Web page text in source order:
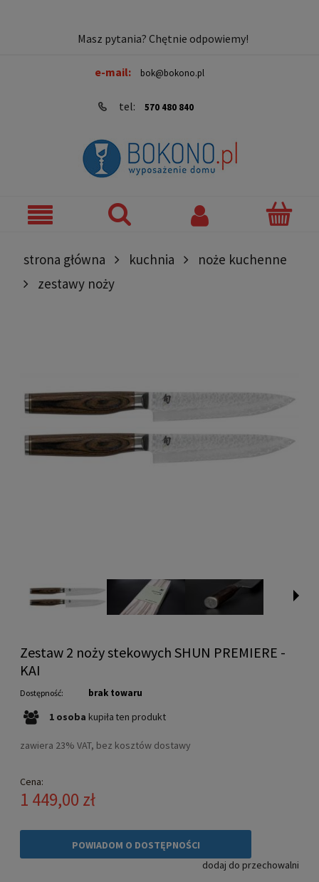
Masz pytania? Chętnie odpowiemy!
e-mail: bok@bokono.pl
tel: 570 480 840
strona główna kuchnia
noże kuchenne
zestawy noży
Zestaw 2 noży stekowych SHUN PREMIERE -
KAI
Dostępność: brak towaru
1 osoba kupiła ten produkt
zawiera 23% VAT, bez kosztów dostawy
Cena:
1 449,00 zł
POWIADOM O DOSTĘPNOŚCI
dodaj do przechowalni